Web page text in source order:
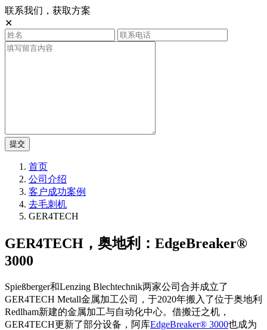
联系我们，获取方案
✕
提交
首页
公司介绍
客户成功案例
去毛刺机
GER4TECH
GER4TECH，奥地利：EdgeBreaker®
3000
Spießberger和Lenzing Blechtechnik两家公司合并成立了
GER4TECH Metall金属加工公司，于2020年搬入了位于奥地利
Redlham新建的金属加工与自动化中心。借搬迁之机，
GER4TECH更新了部分设备，阿库EdgeBreaker® 3000也成为